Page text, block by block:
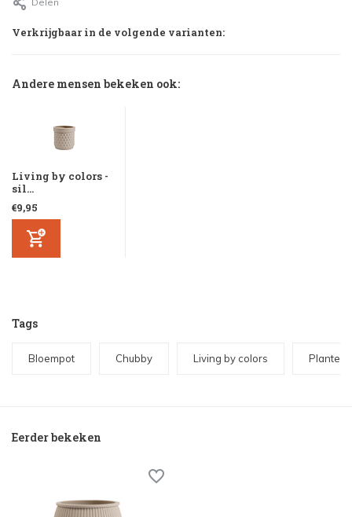
Verkrijgbaar in de volgende varianten:
Andere mensen bekeken ook:
Living by colors -
sil...
€9,95
Tags
Bloempot Chubby Living by colors
Eerder bekeken